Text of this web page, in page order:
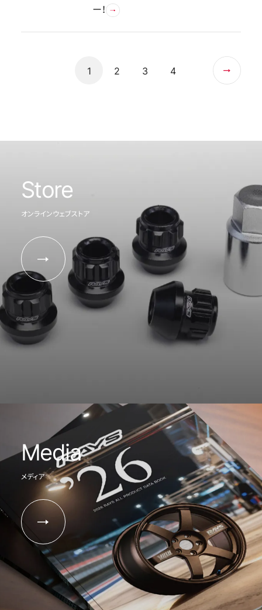
ー！
1 2 3 4
Store
オンラインウェブストア
Media
メディア